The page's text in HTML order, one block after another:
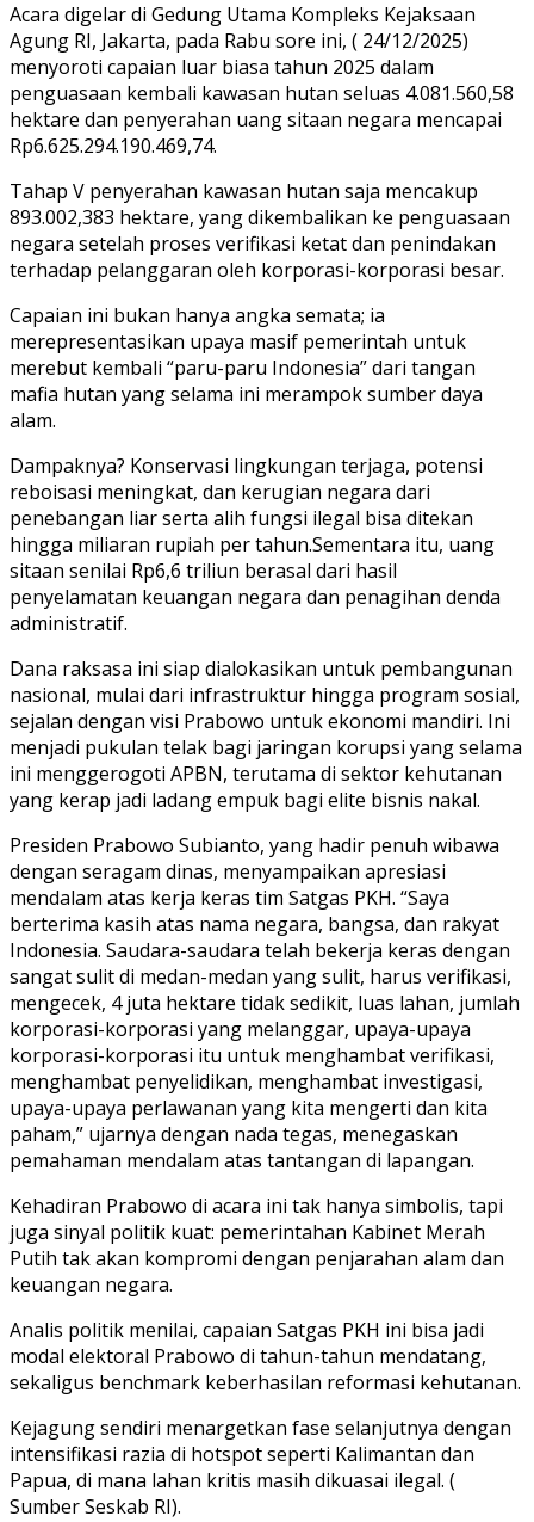
Acara digelar di Gedung Utama Kompleks Kejaksaan
Agung RI, Jakarta, pada Rabu sore ini, ( 24/12/2025)
menyoroti capaian luar biasa tahun 2025 dalam
penguasaan kembali kawasan hutan seluas 4.081.560,58
hektare dan penyerahan uang sitaan negara mencapai
Rp6.625.294.190.469,74.
Tahap V penyerahan kawasan hutan saja mencakup
893.002,383 hektare, yang dikembalikan ke penguasaan
negara setelah proses verifikasi ketat dan penindakan
terhadap pelanggaran oleh korporasi-korporasi besar.
Capaian ini bukan hanya angka semata; ia
merepresentasikan upaya masif pemerintah untuk
merebut kembali “paru-paru Indonesia” dari tangan
mafia hutan yang selama ini merampok sumber daya
alam.
Dampaknya? Konservasi lingkungan terjaga, potensi
reboisasi meningkat, dan kerugian negara dari
penebangan liar serta alih fungsi ilegal bisa ditekan
hingga miliaran rupiah per tahun.Sementara itu, uang
sitaan senilai Rp6,6 triliun berasal dari hasil
penyelamatan keuangan negara dan penagihan denda
administratif.
Dana raksasa ini siap dialokasikan untuk pembangunan
nasional, mulai dari infrastruktur hingga program sosial,
sejalan dengan visi Prabowo untuk ekonomi mandiri. Ini
menjadi pukulan telak bagi jaringan korupsi yang selama
ini menggerogoti APBN, terutama di sektor kehutanan
yang kerap jadi ladang empuk bagi elite bisnis nakal.
Presiden Prabowo Subianto, yang hadir penuh wibawa
dengan seragam dinas, menyampaikan apresiasi
mendalam atas kerja keras tim Satgas PKH. “Saya
berterima kasih atas nama negara, bangsa, dan rakyat
Indonesia. Saudara-saudara telah bekerja keras dengan
sangat sulit di medan-medan yang sulit, harus verifikasi,
mengecek, 4 juta hektare tidak sedikit, luas lahan, jumlah
korporasi-korporasi yang melanggar, upaya-upaya
korporasi-korporasi itu untuk menghambat verifikasi,
menghambat penyelidikan, menghambat investigasi,
upaya-upaya perlawanan yang kita mengerti dan kita
paham,” ujarnya dengan nada tegas, menegaskan
pemahaman mendalam atas tantangan di lapangan.
Kehadiran Prabowo di acara ini tak hanya simbolis, tapi
juga sinyal politik kuat: pemerintahan Kabinet Merah
Putih tak akan kompromi dengan penjarahan alam dan
keuangan negara.
Analis politik menilai, capaian Satgas PKH ini bisa jadi
modal elektoral Prabowo di tahun-tahun mendatang,
sekaligus benchmark keberhasilan reformasi kehutanan.
Kejagung sendiri menargetkan fase selanjutnya dengan
intensifikasi razia di hotspot seperti Kalimantan dan
Papua, di mana lahan kritis masih dikuasai ilegal. (
Sumber Seskab RI).